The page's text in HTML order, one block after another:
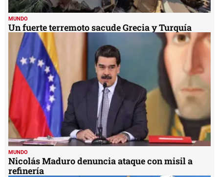
MUNDO
Un fuerte terremoto sacude Grecia y Turquía
MUNDO
Nicolás Maduro denuncia ataque con misil a
refinería